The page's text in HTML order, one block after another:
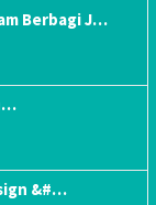
Berbagi J…
&#…